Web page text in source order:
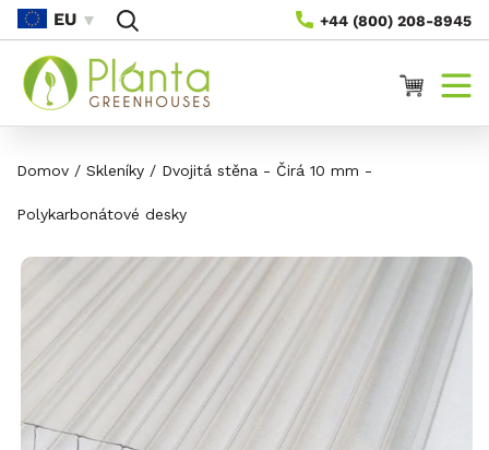
Na
Obsah
+44 (800) 208-8945
EU
Vozík
Domov / Skleníky / Dvojitá stěna - Čirá 10 mm -
Polykarbonátové desky